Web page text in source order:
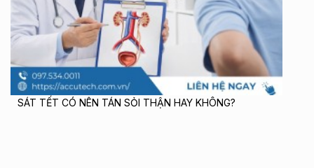
SÁT TẾT CÓ NÊN TÁN SỎI THẬN HAY KHÔNG?